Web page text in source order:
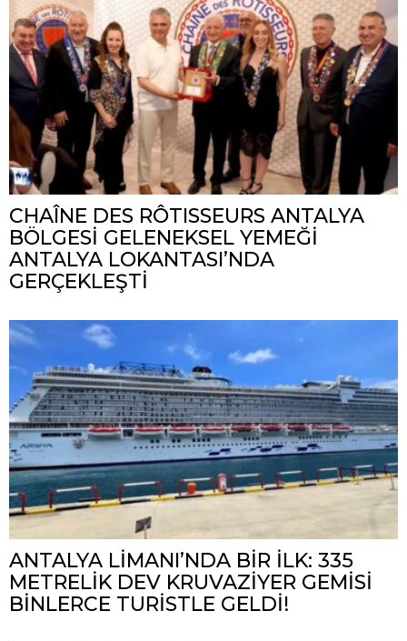
CHAÎNE DES RÔTISSEURS ANTALYA
BÖLGESİ GELENEKSEL YEMEĞİ
ANTALYA LOKANTASI’NDA
GERÇEKLEŞTİ
ANTALYA LİMANI’NDA BİR İLK: 335
METRELİK DEV KRUVAZİYER GEMİSİ
BİNLERCE TURİSTLE GELDİ!